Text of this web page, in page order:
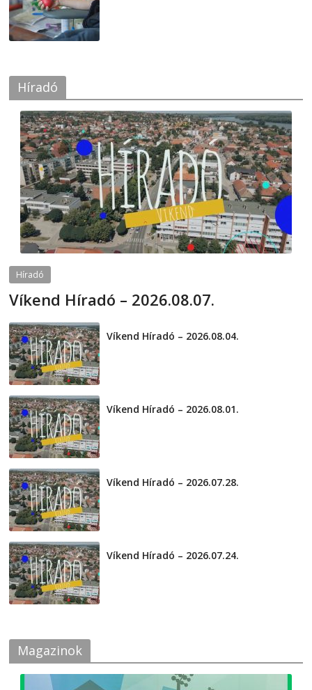
Híradó
Híradó
Víkend Híradó – 2026.08.07.
Víkend Híradó – 2026.08.04.
Víkend Híradó – 2026.08.01.
Víkend Híradó – 2026.07.28.
Víkend Híradó – 2026.07.24.
Magazinok